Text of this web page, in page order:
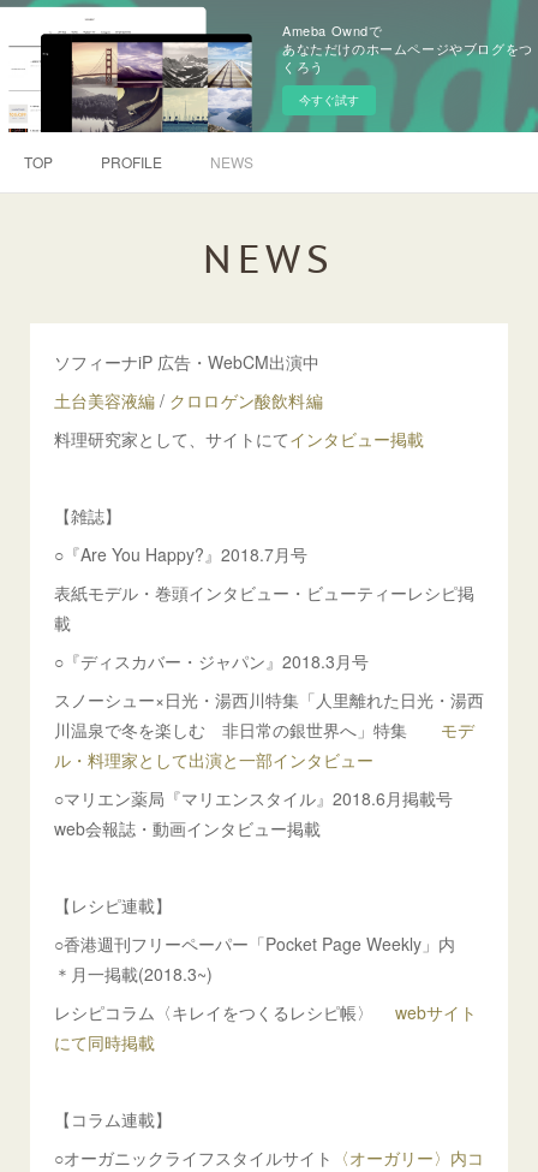
Ameba Owndで
あなただけのホームページやブログをつ
くろう
今すぐ試す
TOP PROFILE NEWS
NEWS
ソフィーナiP 広告・WebCM出演中
土台美容液編 / クロロゲン酸飲料編
料理研究家として、サイトにてインタビュー掲載
【雑誌】
○『Are You Happy?』2018.7月号
表紙モデル・巻頭インタビュー・ビューティーレシピ掲
載
○『ディスカバー・ジャパン』2018.3月号
スノーシュー×日光・湯西川特集「人里離れた日光・湯西
川温泉で冬を楽しむ 非日常の銀世界へ」特集 モデ
ル・料理家として出演と一部インタビュー
○マリエン薬局『マリエンスタイル』2018.6月掲載号
web会報誌・動画インタビュー掲載
【レシピ連載】
○香港週刊フリーペーパー「Pocket Page Weekly」内
＊月一掲載(2018.3~)
レシピコラム〈キレイをつくるレシピ帳〉
webサイト
にて同時掲載
【コラム連載】
○オーガニックライフスタイルサイト 〈オーガリー〉内コ